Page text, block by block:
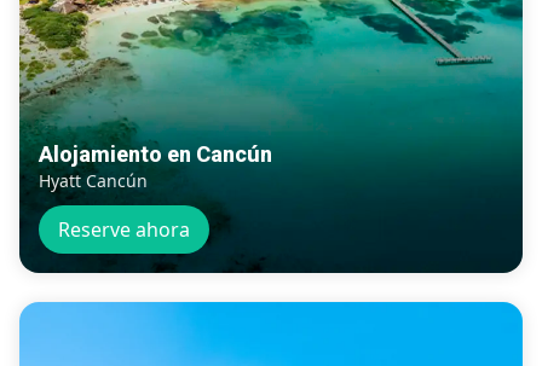
Alojamiento en Cancún
Hyatt Cancún
Reserve ahora